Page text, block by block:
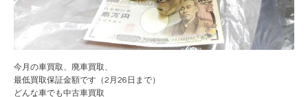
今月の車買取、廃車買取、
最低買取保証金額です（2月26日まで）
どんな車でも中古車買取